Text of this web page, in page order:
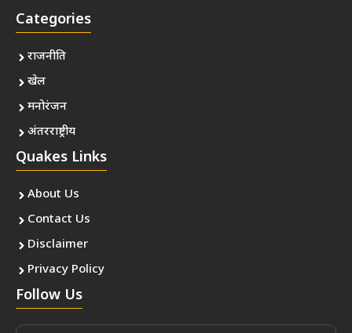
Categories
राजनीति
खेल
मनोरंजन
अंतरराष्ट्रीय
Quakes Links
About Us
Contact Us
Disclaimer
Privacy Policy
Follow Us